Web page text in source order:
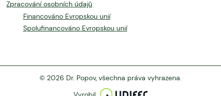
Zpracování osobních údajů
Financováno Evropskou unií
Spolufinancováno Evropskou unií
© 2026 Dr. Popov, všechna práva vyhrazena.